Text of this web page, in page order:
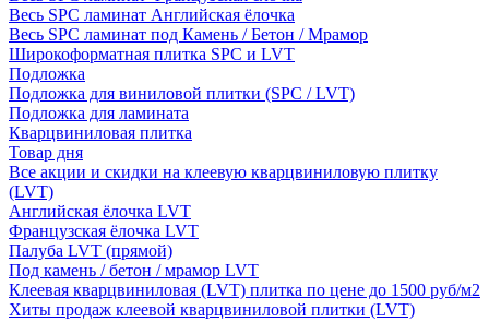
Весь SPC ламинат Английская ёлочка
Весь SPC ламинат под Камень / Бетон / Мрамор
Широкоформатная плитка SPC и LVT
Подложка
Подложка для виниловой плитки (SPC / LVT)
Подложка для ламината
Кварцвиниловая плитка
Товар дня
Все акции и скидки на клеевую кварцвиниловую плитку
(LVT)
Английская ёлочка LVT
Французская ёлочка LVT
Палуба LVT (прямой)
Под камень / бетон / мрамор LVT
Клеевая кварцвиниловая (LVT) плитка по цене до 1500 руб/м2
Хиты продаж клеевой кварцвиниловой плитки (LVT)